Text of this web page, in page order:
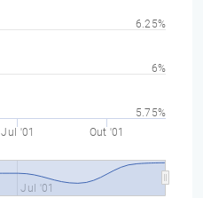
Jul '01 Out '01
Jul '01
5.75%
6%
6.25%